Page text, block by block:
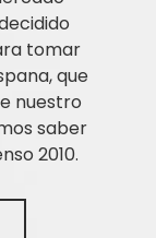
tomar
que
nuestro
saber
2010.